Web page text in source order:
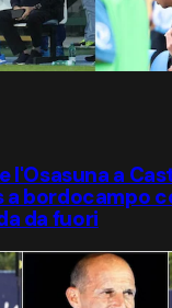
l'Osasuna a
a bordocampo
da fuori